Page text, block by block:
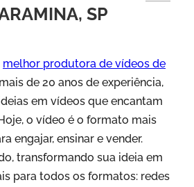
de Produtos e Serviços
SP
melhor produtora de vídeos de
de 20 anos de experiência,
em vídeos que encantam
o vídeo é o formato mais
engajar, ensinar e vender.
transformando sua ideia em
para todos os formatos: redes